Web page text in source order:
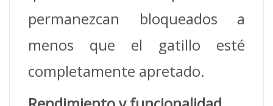
permanezcan bloqueados a
menos que el gatillo esté
completamente apretado.